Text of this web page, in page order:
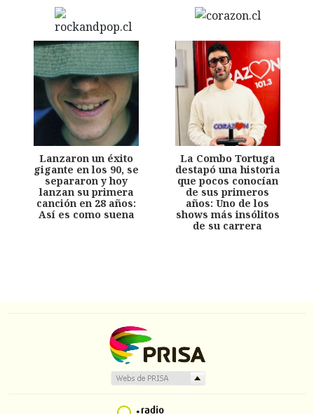
Lanzaron un éxito
gigante en los 90, se
separaron y hoy
lanzan su primera
canción en 28 años:
Así es como suena
La Combo Tortuga
destapó una historia
que pocos conocían
de sus primeros
años: Uno de los
shows más insólitos
de su carrera